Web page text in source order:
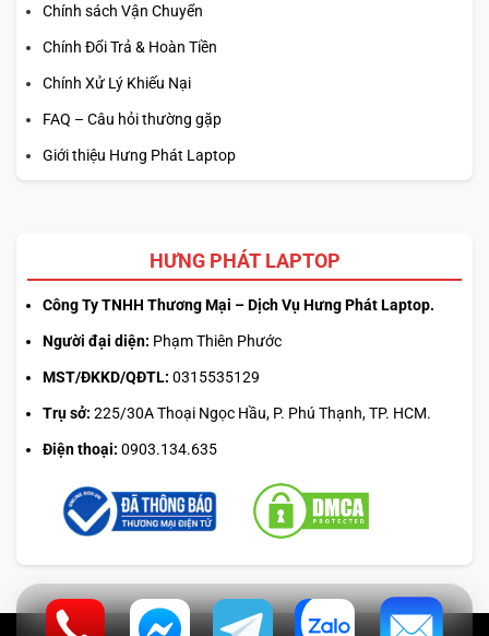
Chính sách Vận Chuyển
Chính Đổi Trả & Hoàn Tiền
Chính Xử Lý Khiếu Nại
FAQ – Câu hỏi thường gặp
Giới thiệu Hưng Phát Laptop
HƯNG PHÁT LAPTOP
Công Ty TNHH Thương Mại – Dịch Vụ Hưng Phát Laptop.
Người đại diện: Phạm Thiên Phước
MST/ĐKKD/QĐTL: 0315535129
Trụ sở: 225/30A Thoại Ngọc Hầu, P. Phú Thạnh, TP. HCM.
Điện thoại: 0903.134.635